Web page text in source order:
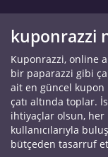
kuponrazzi
Kuponrazzi, online
bir paparazzi gibi
ait en güncel kupon
çatı altında toplar.
ihtiyaçlar olsun, her
kullanıcılarıyla
bütçeden tasarruf